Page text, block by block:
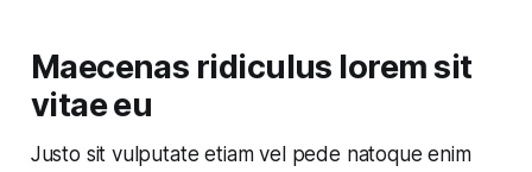
Maecenas ridiculus lorem sit
vitae eu
Justo sit vulputate etiam vel pede natoque enim